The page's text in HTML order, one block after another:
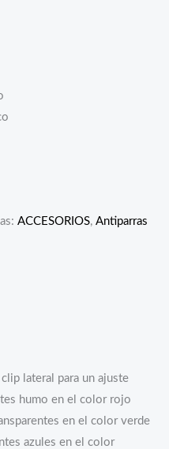
ACCESORIOS, Antiparras
lateral para un ajuste
humo en el color rojo
en el color verde
azules en el color